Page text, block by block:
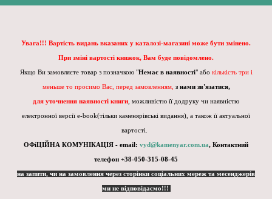
Увага!!! Вартість видань вказаних у каталозі-магазині може бути змінено.
При зміні вартості книжок, Вам буде повідомлено.
Якщо Ви замовляєте товар з позначкою "Немає в наявності" або кількість три і
меньше то просимо Вас, перед замовленням, з нами зв'язатися,
для уточнення наявності книги , можливістю її додруку чи наявністю
електронної версії e-book(тільки каменярівські видання), а також її актуальної
вартості.
ОФіЦІЙНА КОМУНІКАЦІЯ - email: vyd@kamenyar.com.ua, Контактний
телефон +38-050-315-08-45
на запити, чи на замовлення через сторінки соціальних мереж та месенджерів
ми не відповідаємо!!!